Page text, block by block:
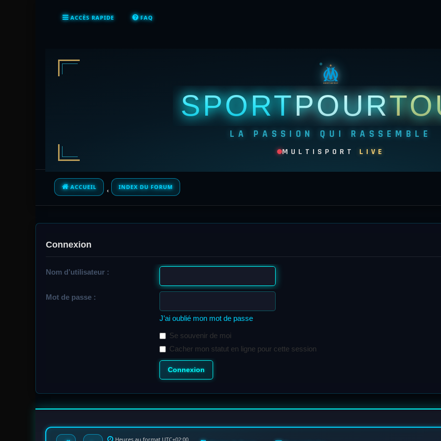
ACCÈS RAPIDE FAQ
SPORTPOUR
LA PASSION QUI RASSEMBLE
MULTISPORT LIVE
ACCUEIL INDEX DU FORUM
Connexion
Nom d’utilisateur :
Mot de passe :
J’ai oublié mon mot de passe
Se souvenir de moi
Cacher mon statut en ligne pour cette session
Heures au format UTC+02:00